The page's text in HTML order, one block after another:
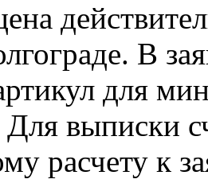
В
для
Для выписки
расчету к